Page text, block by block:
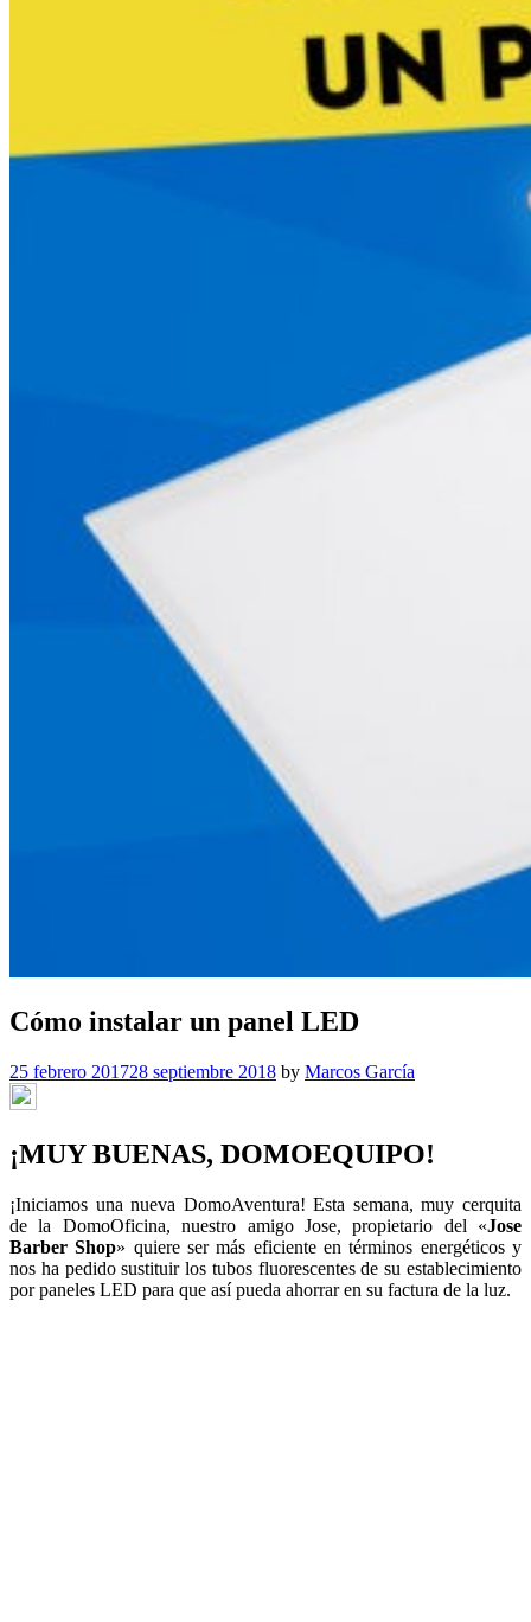
Cómo instalar un panel LED
25 febrero 201728 septiembre 2018 by Marcos García
¡MUY BUENAS, DOMOEQUIPO!
¡Iniciamos una nueva DomoAventura! Esta semana, muy cerquita
de la DomoOficina, nuestro amigo Jose, propietario del «Jose
Barber Shop» quiere ser más eficiente en términos energéticos y
nos ha pedido sustituir los tubos fluorescentes de su establecimiento
por paneles LED para que así pueda ahorrar en su factura de la luz.